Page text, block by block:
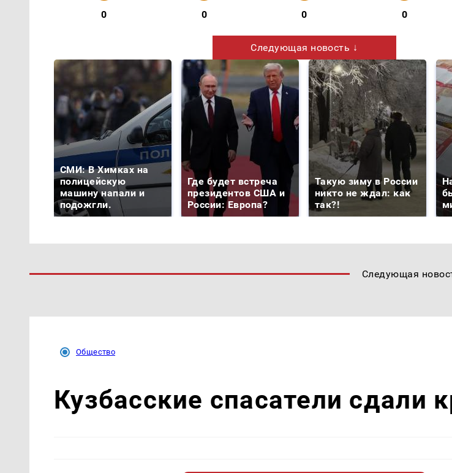
0 0 0 0
Следующая новость ↓
СМИ: В Химках на
полицейскую
машину напали и
подожгли.
Где будет встреча
президентов США и
России: Европа?
Такую зиму в России
никто не ждал: как
так?!
Следующая
Общество
Кузбасские спасатели сдали